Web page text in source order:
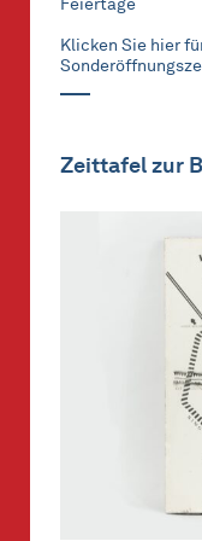
Feiertage
Klicken Sie hier
Zeittafel zur